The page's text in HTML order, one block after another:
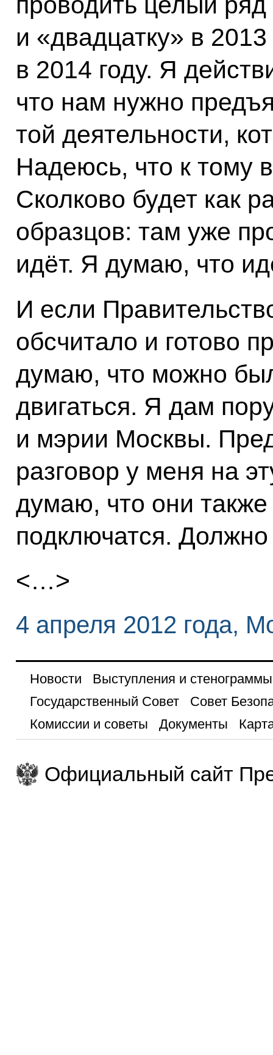
и «двадцатку» в
в 2014 году. Я
что нам нужно
той деятельности,
Надеюсь, что к тому
Сколково будет как
образцов: там уже
идёт. Я думаю, что
И если
обсчитало и готово
думаю, что можно
двигаться. Я дам
и мэрии Москвы.
разговор у меня на
думаю, что они также
подключатся.
<…>
4 апреля 2012 года,
Новости
Выступления и стенограммы
Государственный Совет
Совет
Комиссии и советы
Документы
Официальный сайт